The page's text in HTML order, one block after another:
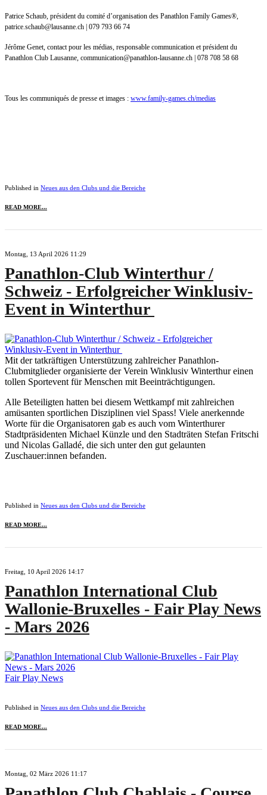
Patrice Schaub, président du comité d’organisation des Panathlon Family Games®,
patrice.schaub@lausanne.ch | 079 793 66 74
Jérôme Genet, contact pour les médias, responsable communication et président du
Panathlon Club Lausanne, communication@panathlon-lausanne.ch | 078 708 58 68
Tous les communiqués de presse et images : www.family-games.ch/medias
Published in Neues aus den Clubs und die Bereiche
READ MORE...
Montag, 13 April 2026 11:29
Panathlon-Club Winterthur /
Schweiz - Erfolgreicher Winklusiv-
Event in Winterthur
Mit der tatkräftigen Unterstützung zahlreicher Panathlon-
Clubmitglieder organisierte der Verein Winklusiv Winterthur einen
tollen Sportevent für Menschen mit Beeinträchtigungen.
Alle Beteiligten hatten bei diesem Wettkampf mit zahlreichen
amüsanten sportlichen Disziplinen viel Spass! Viele anerkennde
Worte für die Organisatoren gab es auch vom Winterthurer
Stadtpräsidenten Michael Künzle und den Stadträten Stefan Fritschi
und Nicolas Galladé, die sich unter den gut gelaunten
Zuschauer:innen befanden.
Published in Neues aus den Clubs und die Bereiche
READ MORE...
Freitag, 10 April 2026 14:17
Panathlon International Club
Wallonie-Bruxelles - Fair Play News
- Mars 2026
Fair Play News
Published in Neues aus den Clubs und die Bereiche
READ MORE...
Montag, 02 März 2026 11:17